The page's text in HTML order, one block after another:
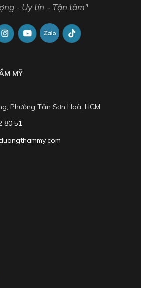
- Uy tín - Tận tâm"
MỸ
Phường Tân Sơn Hoà, HCM
80 51